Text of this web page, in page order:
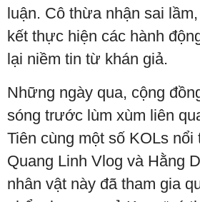
luận. Cô thừa nhận sai
kết thực hiện các hành
lại niềm tin từ khán giả.
Những ngày qua, cộng
sóng trước lùm xùm liên
Tiên cùng một số KOLs nổi
Quang Linh Vlog và Hằng
nhân vật này đã tham gia